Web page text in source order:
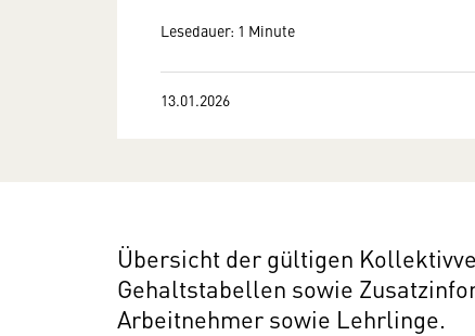
Lesedauer: 1 Minute
13.01.2026
Übersicht der gültigen
Gehaltstabellen sowie
Arbeitnehmer sowie Lehrlinge.